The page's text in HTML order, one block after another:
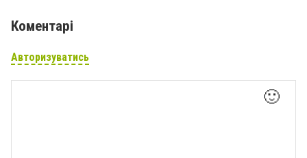
Коментарі
Авторизуватись
🙂